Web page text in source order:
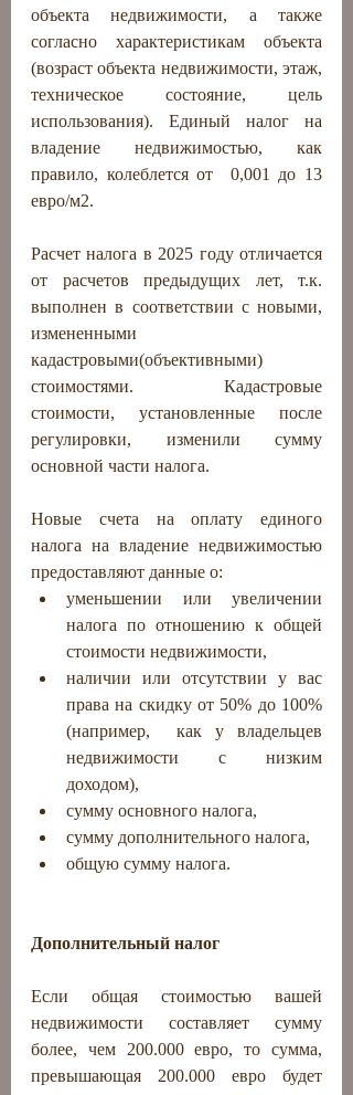
объекта недвижимости, а также
согласно характеристикам объекта
(возраст объекта недвижимости, этаж,
техническое состояние, цель
использования). Единый налог на
владение недвижимостью, как
правило, колеблется от  0,001 до 13
евро/м2.
Расчет налога в 2025 году отличается
от расчетов предыдущих лет, т.к.
выполнен в соответствии с новыми,
измененными
кадастровыми(объективными)
стоимостями. Кадастровые
стоимости, установленные после
регулировки, изменили сумму
основной части налога.
Новые счета на оплату единого
налога на владение недвижимостью
предоставляют данные о:
уменьшении или увеличении
налога по отношению к общей
стоимости недвижимости,
наличии или отсутствии у вас
права на скидку от 50% до 100%
(например,  как у владельцев
недвижимости с низким
доходом),
сумму основного налога,
сумму дополнительного налога,
общую сумму налога.
Дополнительный налог
Если общая стоимостью вашей
недвижимости составляет сумму
более, чем 200.000 евро, то сумма,
превышающая 200.000 евро будет